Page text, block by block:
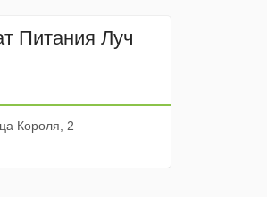
Питания Луч
Короля, 2